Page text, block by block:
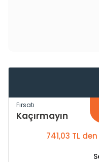
Fırsatı
Kaçırmayın
741,03 TL